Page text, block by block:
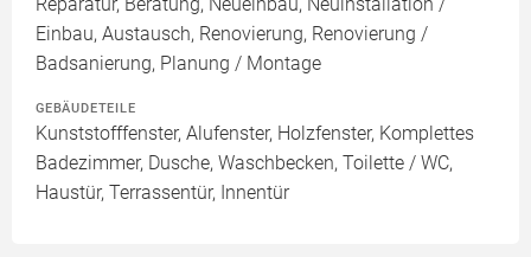
Einbau, Austausch, Renovierung, Renovierung /
Badsanierung, Planung / Montage
GEBÄUDETEILE
Kunststofffenster, Alufenster, Holzfenster, Komplettes
Badezimmer, Dusche, Waschbecken, Toilette / WC,
Haustür, Terrassentür, Innentür